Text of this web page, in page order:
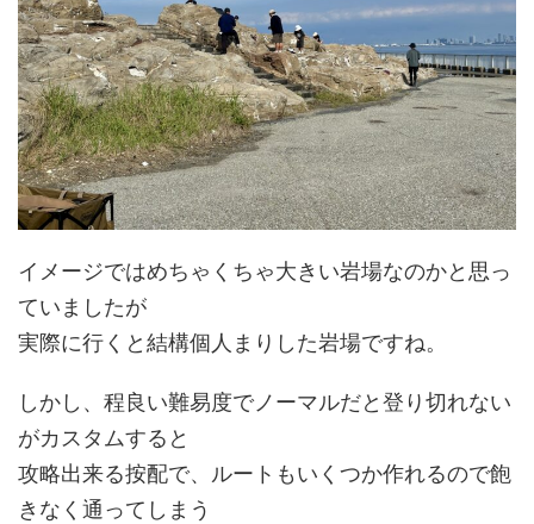
イメージではめちゃくちゃ大きい岩場なのかと思っ
ていましたが
実際に行くと結構個人まりした岩場ですね。
しかし、程良い難易度でノーマルだと登り切れない
がカスタムすると
攻略出来る按配で、ルートもいくつか作れるので飽
きなく通ってしまう